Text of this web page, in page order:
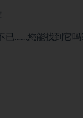
已……您能找到它吗